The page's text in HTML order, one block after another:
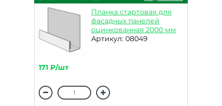
Планка стартовая для
фасадных панелей
оцинкованная 2000 мм
Артикул: 08049
171 ₽/шт